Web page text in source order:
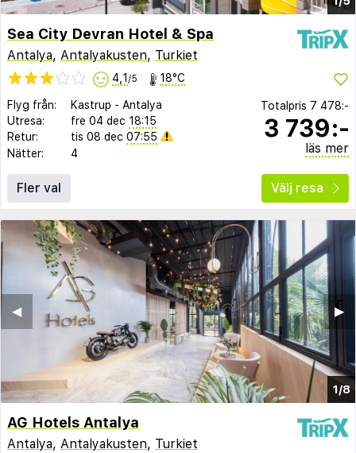
Sea City Devran Hotel & Spa
Antalya, Antalyakusten, Turkiet
4,1 /5 18°C
Flyg från: Kastrup - Antalya
Utresa:
fre 04 dec 18:15
Retur:
tis 08 dec 07:55
Nätter:
4
Totalpris 7 478:-
3 739:-
läs mer
Fler val Välj resa
1/8
▶︎
◀︎
AG Hotels Antalya
Antalya, Antalyakusten, Turkiet